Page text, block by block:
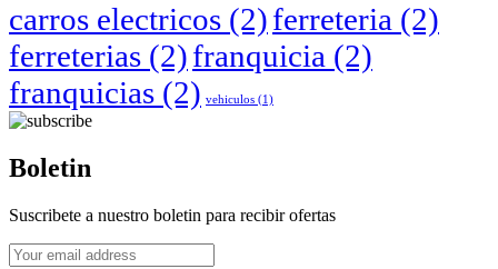
carros electricos (2)ferreteria (2)
ferreterias (2)franquicia (2)
franquicias (2) vehiculos (1)
Boletin
Suscribete a nuestro boletin para recibir ofertas